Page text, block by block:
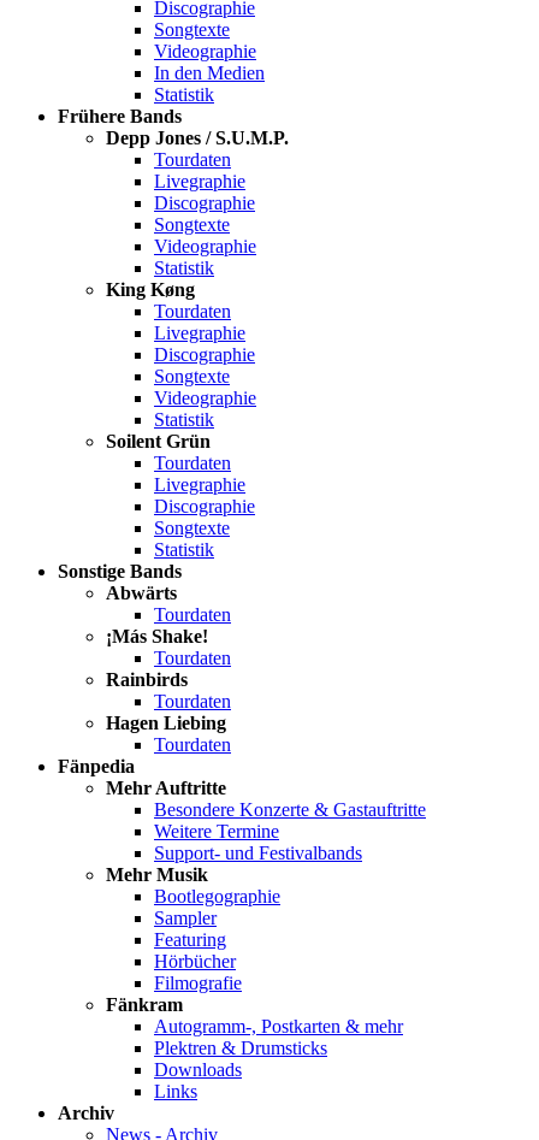
Discographie
Songtexte
Videographie
In den Medien
Statistik
Frühere Bands
Depp Jones / S.U.M.P.
Tourdaten
Livegraphie
Discographie
Songtexte
Videographie
Statistik
King Køng
Tourdaten
Livegraphie
Discographie
Songtexte
Videographie
Statistik
Soilent Grün
Tourdaten
Livegraphie
Discographie
Songtexte
Statistik
Sonstige Bands
Abwärts
Tourdaten
¡Más Shake!
Tourdaten
Rainbirds
Tourdaten
Hagen Liebing
Tourdaten
Fänpedia
Mehr Auftritte
Besondere Konzerte & Gastauftritte
Weitere Termine
Support- und Festivalbands
Mehr Musik
Bootlegographie
Sampler
Featuring
Hörbücher
Filmografie
Fänkram
Autogramm-, Postkarten & mehr
Plektren & Drumsticks
Downloads
Links
Archiv
News - Archiv